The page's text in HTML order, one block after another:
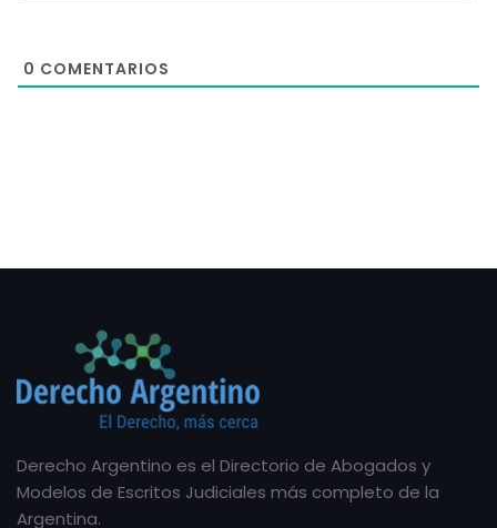
0 COMENTARIOS
Derecho Argentino es el Directorio de Abogados y
Modelos de Escritos Judiciales más completo de la
Argentina.